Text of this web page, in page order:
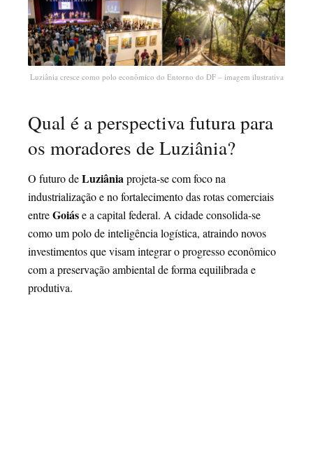
Luziânia cresce como polo econômico do Entorno do DF – imagem ilustrativa
Qual é a perspectiva futura para
os moradores de Luziânia?
O futuro deLuziâniaprojeta-se com foco na
industrialização e no fortalecimento das rotas comerciais
entreGoiáse a capital federal. A cidade consolida-se
como um polo de inteligência logística, atraindo novos
investimentos que visam integrar o progresso econômico
com a preservação ambiental de forma equilibrada e
produtiva.